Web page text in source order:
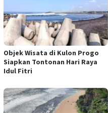
Objek Wisata di Kulon Progo
Siapkan Tontonan Hari Raya
Idul Fitri